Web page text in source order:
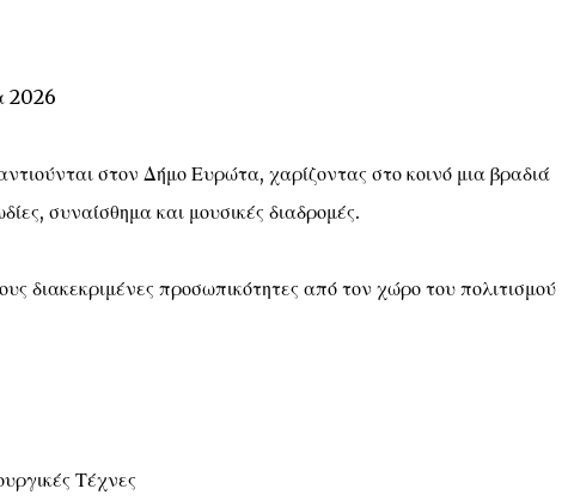
2026
στον Δήμο Ευρώτα, χαρίζοντας στο κοινό μια βραδιά
συναίσθημα και μουσικές διαδρομές.
διακεκριμένες προσωπικότητες από τον χώρο του πολιτισμού
Τέχνες